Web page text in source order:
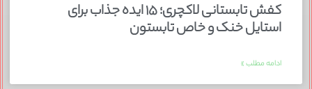
کفش تابستانی لاکچری؛ ۱۵ ایده‌ جذاب برای
استایل خنک و خاص تابستون
ادامه مطلب »